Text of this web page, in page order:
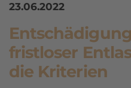
23.06.2022
fristloser
die Kriterien